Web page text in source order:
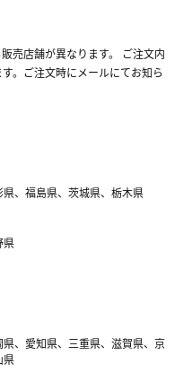
売店舗が異なります。 ご注文内
。ご注文時にメールにてお知ら
、福島県、茨城県、栃木県
県
、愛知県、三重県、滋賀県、京
県